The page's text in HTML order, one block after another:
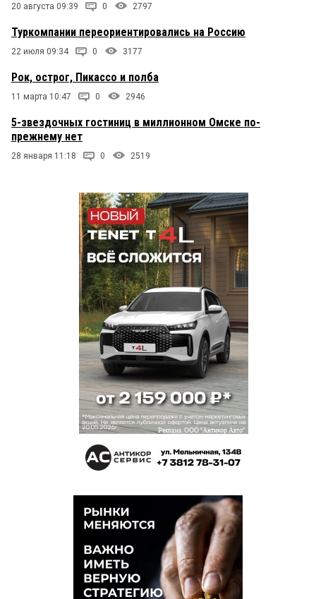
20 августа 09:39 0 2797
Туркомпании переориентировались на Россию
22 июля 09:34 0 3177
Рок, острог, Пикассо и полба
11 марта 10:47 0 2946
5-звездочных гостиниц в миллионном Омске по-
прежнему нет
28 января 11:18 0 2519